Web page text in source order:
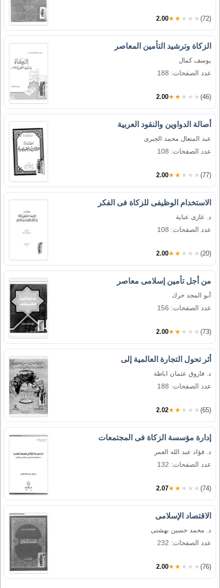
2.00★★★★★ (72)
الزكاة وترشيد التأمين المعاصر
يوسف كمال
عدد الصفحات: 188
2.00★★★★★ (46)
أصالة الدواوين والنقود العربية
عبد المتعال محمد الجبرى
عدد الصفحات: 108
2.00★★★★★ (77)
الاستخدام الوظيفى للزكاة فى الفكر
د. غازى عناية
عدد الصفحات: 108
2.00★★★★★ (20)
من أجل تأمين إسلامى معاصر
أبو المجد حرك
عدد الصفحات: 156
2.00★★★★★ (73)
أثر تحول التجارة العالمية إلى
د. فاروق عثمان اباظة
عدد الصفحات: 188
2.02★★★★★ (65)
إدارة مؤسسة الزكاة فى المجتمعات
د. فؤاد عبد الله العمر
عدد الصفحات: 132
2.07★★★★★ (74)
الاقتصاد الإسلامى
د. محمد حسين بهشتى
عدد الصفحات: 232
2.00★★★★★ (76)